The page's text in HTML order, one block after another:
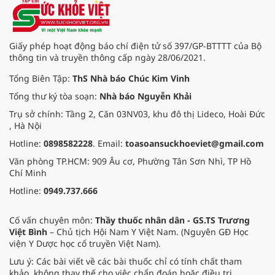
Giấy phép hoạt động báo chí điện tử số 397/GP-BTTTT của Bộ
thông tin và truyền thông cấp ngày 28/06/2021.
Tổng Biên Tập: ThS Nhà báo Chúc Kim Vinh
Tổng thư ký tòa soạn: Nhà báo Nguyễn Khải
Trụ sở chính: Tầng 2, Căn 03NV03, khu đô thị Lideco, Hoài Đức
, Hà Nội
Hotline: 0898582228. Email: toasoansuckhoeviet@gmail.com
Văn phòng TP.HCM: 909 Âu cơ, Phường Tân Sơn Nhì, TP Hồ
Chí Minh
Hotline: 0949.737.666
Cố vấn chuyên môn: Thầy thuốc nhân dân - GS.TS Trương
Việt Bình – Chủ tịch Hội Nam Y Việt Nam. (Nguyên GĐ Học
viện Y Dược học cổ truyền Việt Nam).
Lưu ý: Các bài viết về các bài thuốc chỉ có tính chất tham